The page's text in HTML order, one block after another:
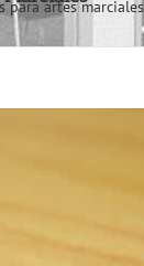
para artes marciales